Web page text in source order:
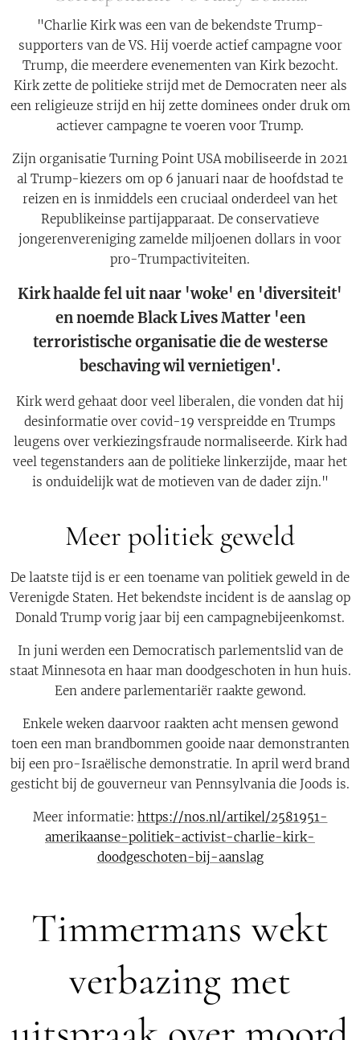
"Charlie Kirk was een van de bekendste Trump-
supporters van de VS. Hij voerde actief campagne voor
Trump, die meerdere evenementen van Kirk bezocht.
Kirk zette de politieke strijd met de Democraten neer als
een religieuze strijd en hij zette dominees onder druk om
actiever campagne te voeren voor Trump.
Zijn organisatie Turning Point USA mobiliseerde in 2021
al Trump-kiezers om op 6 januari naar de hoofdstad te
reizen en is inmiddels een cruciaal onderdeel van het
Republikeinse partijapparaat. De conservatieve
jongerenvereniging zamelde miljoenen dollars in voor
pro-Trumpactiviteiten.
Kirk haalde fel uit naar 'woke' en 'diversiteit'
en noemde Black Lives Matter 'een
terroristische organisatie die de westerse
beschaving wil vernietigen'.
Kirk werd gehaat door veel liberalen, die vonden dat hij
desinformatie over covid-19 verspreidde en Trumps
leugens over verkiezingsfraude normaliseerde. Kirk had
veel tegenstanders aan de politieke linkerzijde, maar het
is onduidelijk wat de motieven van de dader zijn."
Meer politiek geweld
De laatste tijd is er een toename van politiek geweld in de
Verenigde Staten. Het bekendste incident is de aanslag op
Donald Trump vorig jaar bij een campagnebijeenkomst.
In juni werden een Democratisch parlementslid van de
staat Minnesota en haar man doodgeschoten in hun huis.
Een andere parlementariër raakte gewond.
Enkele weken daarvoor raakten acht mensen gewond
toen een man brandbommen gooide naar demonstranten
bij een pro-Israëlische demonstratie. In april werd brand
gesticht bij de gouverneur van Pennsylvania die Joods is.
Meer informatie: https://nos.nl/artikel/2581951-
amerikaanse-politiek-activist-charlie-kirk-
doodgeschoten-bij-aanslag
Timmermans wekt
verbazing met